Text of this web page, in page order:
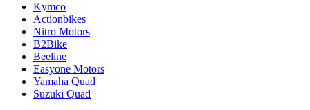
Kymco
Actionbikes
Nitro Motors
B2Bike
Beeline
Easyone Motors
Yamaha Quad
Suzuki Quad